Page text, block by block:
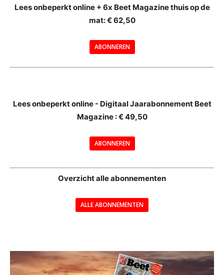
Lees onbeperkt online + 6x Beet Magazine thuis op de
mat: € 62,50
ABONNEREN
Lees onbeperkt online - Digitaal Jaarabonnement Beet
Magazine : € 49,50
ABONNEREN
Overzicht alle abonnementen
ALLE ABONNEMENTEN